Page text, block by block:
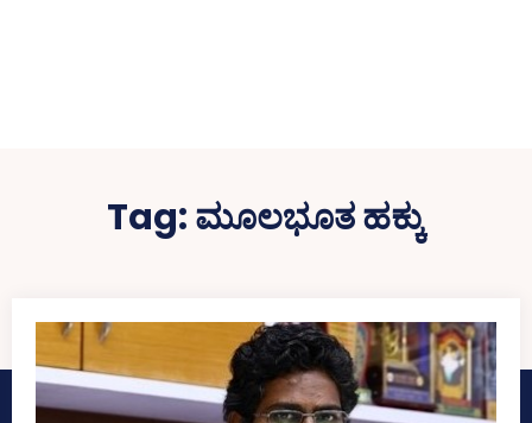
Tag:ಮೂಲಭೂತ ಹಕ್ಕು